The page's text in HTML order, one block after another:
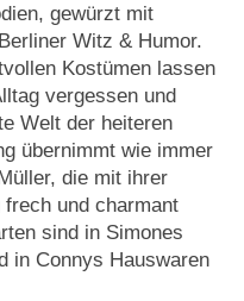
gewürzt mit
Witz & Humor.
Kostümen lassen
vergessen und
Welt der heiteren
übernimmt wie immer
die mit ihrer
und charmant
sind in Simones
in Connys Hauswaren